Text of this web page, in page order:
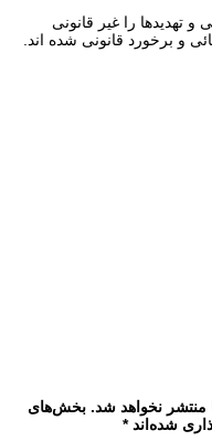
و تهدیدها را غیر قانونی
و برخورد قانونی شده اند.
منتشر نخواهد شد. بخش‌های
شده‌اند*